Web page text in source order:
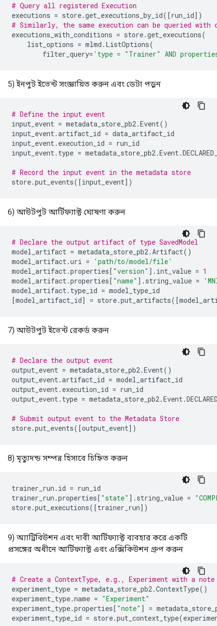
# Query all registered Execution
executions = store.get_executions_by_id([run_id])
# Similarly, the same execution can be queried with
executions_with_conditions = store.get_executions(
list_options = mlmd . ListOptions(
filter_query= 'type = "Trainer" AND
5) ইনপুট ইভেন্ট সংজ্ঞায়িত করুন এবং ডেটা পড়ুন
# Define the input event
input_event = metadata_store_pb2.Event()
input_event.artifact_id = data_artifact_id
input_event. execution_id = run_id
input_event. type = metadata_store_pb2.Event.
# Record the input event in the metadata store
store.put_events([input_event])
6) আউটপুট আর্টিফ্যাক্ট ঘোষণা করুন
# Declare the output artifact of type SavedModel
model_artifact = metadata_store_pb2.Artifact()
model_artifact.uri =
'path/to/model/file'
model_artifact.properties[ "version" ] . int_value = 1
model_artifact.properties[ "name" ] . string_value =
model_artifact. type_id = model_type_id
[model_artifact_id] = store.put_artifacts([
7) আউটপুট ইভেন্ট রেকর্ড করুন
# Declare the output event
output_event = metadata_store_pb2.Event()
output_event.artifact_id = model_artifact_id
output_event. execution_id = run_id
output_event. type = metadata_store_pb2.Event.
# Submit output event to the Metadata Store
store.put_events([output_event])
8) মৃত্যুদন্ড সম্পন্ন হিসাবে চিহ্নিত করুন
trainer_run . id = run_id
trainer_run .properties[ "state" ] . string_value =
store.put_executions([trainer_run])
9) অ্যাট্রিবিউশন এবং দাবী আর্টিফ্যাক্ট ব্যবহার করে একটি
প্রসঙ্গের অধীনে আর্টিফ্যাক্ট এবং এক্সিকিউশন গ্রুপ করুন
# Create a ContextType, e.g., Experiment with a
experiment_type = metadata_store_pb2.ContextType()
experiment_type.name = "Experiment"
experiment_type.properties[ "note" ] =
experiment_type_id = store.put_context_type(